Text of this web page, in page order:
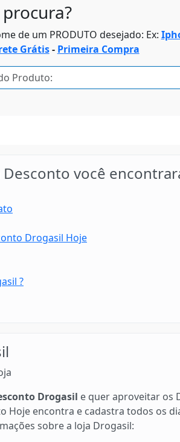
de um PRODUTO desejado: Ex:
Grátis- Primeira Compra
você
Drogasil Hoje
?
Drogasil e quer aproveitar os
Hoje encontra e cadastra todos os
sobre a loja Drogasil: